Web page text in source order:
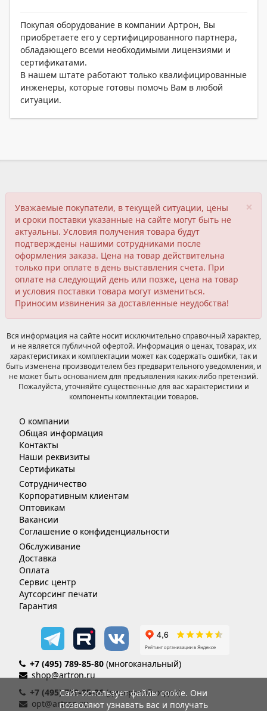
Покупая оборудование в компании Артрон, Вы
приобретаете его у сертифицированного партнера,
обладающего всеми необходимыми лицензиями и
сертификатами.
В нашем штате работают только квалифицированные
инженеры, которые готовы помочь Вам в любой
ситуации.
×
Уважаемые покупатели, в текущей ситуации, цены
и сроки поставки указанные на сайте могут быть не
актуальны. Условия получения товара будут
подтверждены нашими сотрудниками после
оформления заказа. Цена на товар действительна
только при оплате в день выставления счета. При
оплате на следующий день или позже, цена на товар
и условия поставки товара могут измениться.
Приносим извинения за доставленные неудобства!
Вся информация на сайте носит исключительно справочный характер,
и не является публичной офертой. Информация о ценах, товарах, их
характеристиках и комплектации может как содержать ошибки, так и
быть изменена производителем без предварительного уведомления, и
не может быть основанием для предъявления каких-либо претензий.
Пожалуйста, уточняйте существенные для вас характеристики и
компоненты комплектации товаров.
О компании
Общая информация
Контакты
Наши реквизиты
Сертификаты
Сотрудничество
Корпоративным клиентам
Оптовикам
Вакансии
Соглашение о конфиденциальности
Обслуживание
Доставка
Оплата
Сервис центр
Аутсорсинг печати
Гарантия
+7 (495) 789-85-80 (многоканальный)
shop@artron.ru
+7 (495) 789-85-86(дилерский отдел)
opt@artron.ru
Сайт использует файлы cookie. Они
позволяют узнавать вас и получать